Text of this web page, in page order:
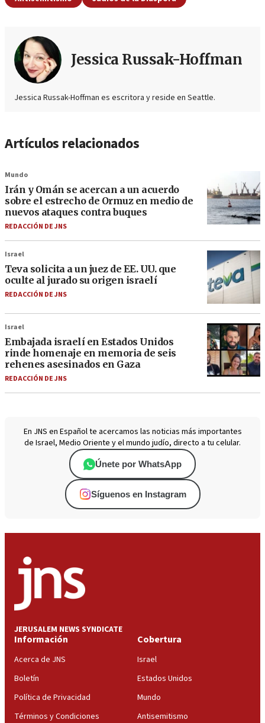
Jessica Russak-Hoffman
Jessica Russak-Hoffman es escritora y reside en Seattle.
Artículos relacionados
Mundo
Irán y Omán se acercan a un acuerdo
sobre el estrecho de Ormuz en medio de
nuevos ataques contra buques
REDACCIÓN DE JNS
Israel
Teva solicita a un juez de EE. UU. que
oculte al jurado su origen israelí
REDACCIÓN DE JNS
Israel
Embajada israelí en Estados Unidos
rinde homenaje en memoria de seis
rehenes asesinados en Gaza
REDACCIÓN DE JNS
En JNS en Español te acercamos las noticias más importantes
de Israel, Medio Oriente y el mundo judío, directo a tu celular.
Únete por WhatsApp
Síguenos en Instagram
JERUSALEM NEWS SYNDICATE
Información
Acerca de JNS
Boletín
Política de Privacidad
Términos y Condiciones
Cobertura
Israel
Estados Unidos
Mundo
Antisemitismo